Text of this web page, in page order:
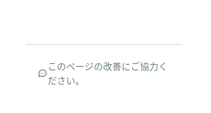
このページの改善にご協力く
ださい。